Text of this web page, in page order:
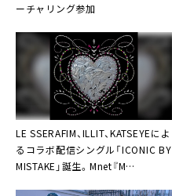
ーチャリング参加
LE SSERAFIM、ILLIT、KATSEYEによ
るコラボ配信シングル「ICONIC BY
MISTAKE」誕生。Mnet『M